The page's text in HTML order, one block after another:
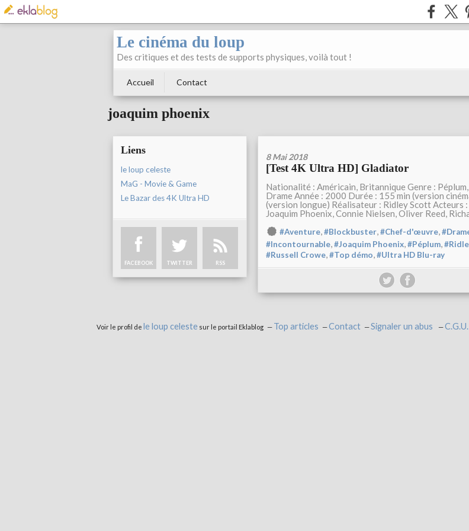
Le cinéma du loup
Des critiques et des tests de supports physiques, voilà tout !
Accueil Contact
joaquim phoenix
Liens
le loup celeste
MaG - Movie & Game
Le Bazar des 4K Ultra HD
FACEBOOK TWITTER RSS
8 Mai 2018
[Test 4K Ultra HD] Gladiator
Nationalité : Américain, Britannique Genre :
Drame Année : 2000 Durée : 155 min (version
(version longue) Réalisateur : Ridley Scott Acteurs
Joaquim Phoenix, Connie Nielsen, Oliver Reed,
#Aventure,#Blockbuster,#Chef-d'œuvre,
#Incontournable,#Joaquim Phoenix,#Péplum,
#Russell Crowe,#Top démo,#Ultra HD Blu-ray
Voir le profil de le loup celeste sur le portail Eklablog Top articles Contact Signaler un abus C.G.U.